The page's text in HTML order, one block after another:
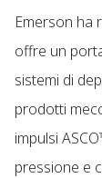
Emerson ha
offre un
sistemi di
prodotti
impulsi
pressione e